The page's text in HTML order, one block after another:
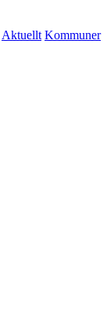
Aktuellt Kommuner